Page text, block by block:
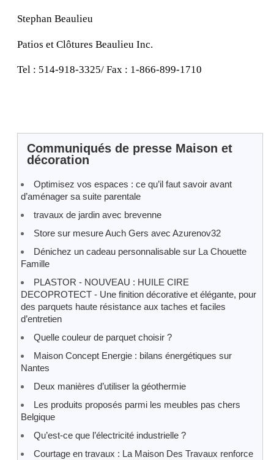
Stephan Beaulieu
Patios et Clôtures Beaulieu Inc.
Tel : 514-918-3325/ Fax : 1-866-899-1710
Communiqués de presse Maison et
décoration
Optimisez vos espaces : ce qu’il faut savoir avant
d’aménager sa suite parentale
travaux de jardin avec brevenne
Store sur mesure Auch Gers avec Azurenov32
Dénichez un cadeau personnalisable sur La Chouette
Famille
PLASTOR - NOUVEAU : HUILE CIRE
DECOPROTECT - Une finition décorative et élégante, pour
des parquets haute résistance aux taches et faciles
d’entretien
Quelle couleur de parquet choisir ?
Maison Concept Energie : bilans énergétiques sur
Nantes
Deux manières d’utiliser la géothermie
Les produits proposés parmi les meubles pas chers
Belgique
Qu’est-ce que l’électricité industrielle ?
Courtage en travaux : La Maison Des Travaux renforce